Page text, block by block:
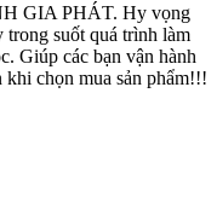
GIA PHÁT. Hy vọng
suốt quá trình làm
Giúp các bạn vận hành
chọn mua sản phẩm!!!